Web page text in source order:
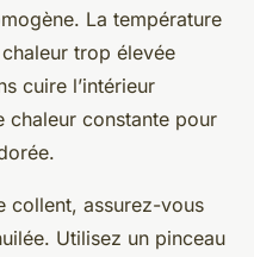
La température
trop élevée
cuire l’intérieur
chaleur constante pour
collent, assurez-vous
Utilisez un pinceau